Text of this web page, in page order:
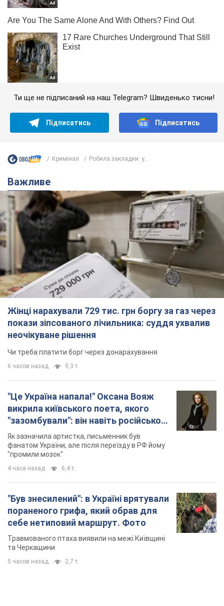
Ти ще не підписаний на наш Telegram? Швиденько тисни!
Підписатись Підписатись
Кримінал Робила закладки: у...
Важливе
Жінці нарахували 729 тис. грн боргу за газ через
покази зіпсованого лічильника: суддя ухвалив
неочікуване рішення
Чи треба платити борг через донарахування
6 часов назад 9,3 т.
"Це Україна напала!" Оксана Вояж
викрила київського поета, якого
"зазомбували": він навіть російської
не знав, а тепер хоче геноциду
українців
Як зазначила артистка, письменник був
фанатом України, але після переїзду в РФ йому
"промили мозок"
4 часа назад 6,4 т.
"Був знесилений": в Україні врятували
пораненого грифа, який обрав для
себе нетиповий маршрут. Фото
Травмованого птаха виявили на межі Київщині
та Черкащини
5 часов назад 2,7 т.